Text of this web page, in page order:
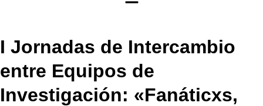
I Jornadas de Intercambio
entre Equipos de
Investigación: «Fanáticxs,